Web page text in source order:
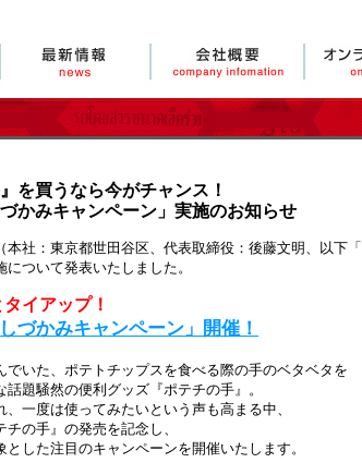
を買うなら今がチャンス！
かみキャンペーン」実施のお知らせ
社：東京都世田谷区、代表取締役：後藤文明、以下
ついて発表いたしました。
イアップ！
づかみキャンペーン」開催！
でいた、ポテトチップスを食べる際の手のベタベタを
題騒然の便利グッズ『ポテチの手』。
一度は使ってみたいという声も高まる中、
の手』の発売を記念し、
した注目のキャンペーンを開催いたします。